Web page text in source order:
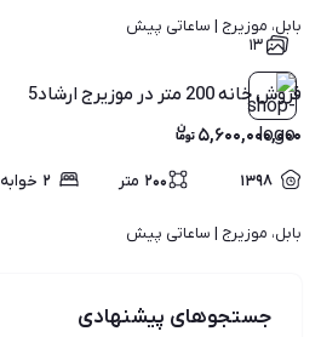
بابل، موزیرج | ساعاتی پیش
۱۳
فروش خانه 200 متر در موزیرج ارشاد5
۵,۶۰۰,۰۰۰,۰۰۰
۱۳۹۸ ۲۰۰ متر ۲ خوابه
بابل، موزیرج | ساعاتی پیش
جستجوهای پیشنهادی